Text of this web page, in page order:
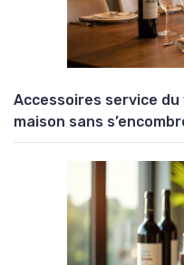
Accessoires service du
maison sans